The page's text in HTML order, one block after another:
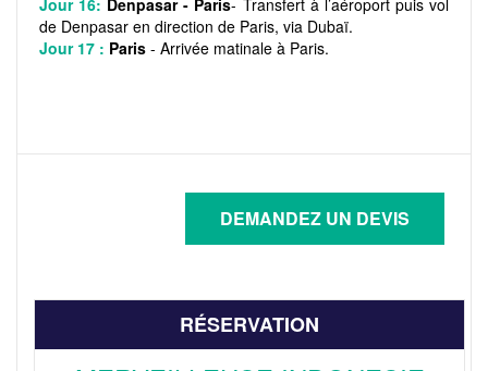
Jour 16: Denpasar - Paris- Transfert à l’aéroport puis vol
de Denpasar en direction de Paris, via Dubaï.
Jour 17 : Paris - Arrivée matinale à Paris.
RÉSERVATION